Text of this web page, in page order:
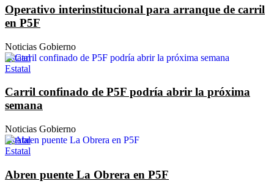
Operativo interinstitucional para arranque de carril
en P5F
Noticias Gobierno
Estatal
Estatal
Carril confinado de P5F podría abrir la próxima
semana
Noticias Gobierno
Estatal
Estatal
Abren puente La Obrera en P5F